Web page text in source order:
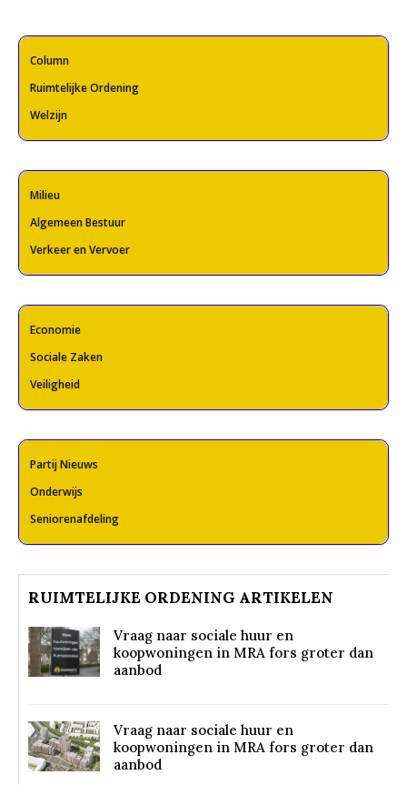
Column
Ruimtelijke Ordening
Welzijn
Milieu
Algemeen Bestuur
Verkeer en Vervoer
Economie
Sociale Zaken
Veiligheid
Partij Nieuws
Onderwijs
Seniorenafdeling
RUIMTELIJKE ORDENING ARTIKELEN
Vraag naar sociale huur en
koopwoningen in MRA fors groter dan
aanbod
Vraag naar sociale huur en
koopwoningen in MRA fors groter dan
aanbod